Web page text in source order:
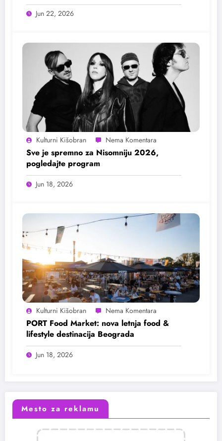
Jun 22, 2026
Kulturni Kišobran
Sve je spremno za Nisomniju 2026,
pogledajte program
Jun 18, 2026
Kulturni Kišobran
PORT Food Market: nova letnja food &
lifestyle destinacija Beograda
Jun 18, 2026
Mesto za reklamu